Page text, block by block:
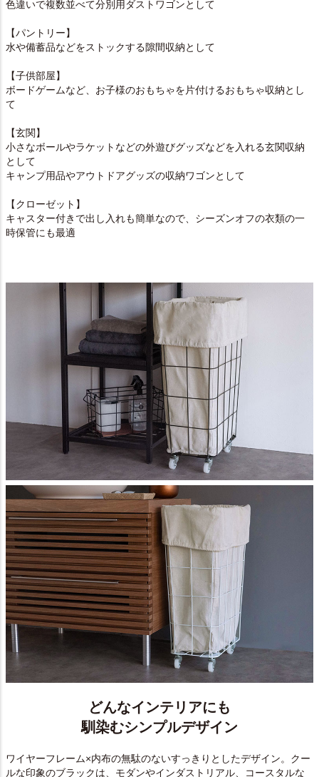
色違いで複数並べて分別用ダストワゴンとして
【パントリー】
水や備蓄品などをストックする隙間収納として
【子供部屋】
ボードゲームなど、お子様のおもちゃを片付けるおもちゃ収納とし
て
【玄関】
小さなボールやラケットなどの外遊びグッズなどを入れる玄関収納
として
キャンプ用品やアウトドアグッズの収納ワゴンとして
【クローゼット】
キャスター付きで出し入れも簡単なので、シーズンオフの衣類の一
時保管にも最適
どんなインテリアにも
馴染むシンプルデザイン
ワイヤーフレーム×内布の無駄のないすっきりとしたデザイン。クー
ルな印象のブラックは、モダンやインダストリアル、コースタルな